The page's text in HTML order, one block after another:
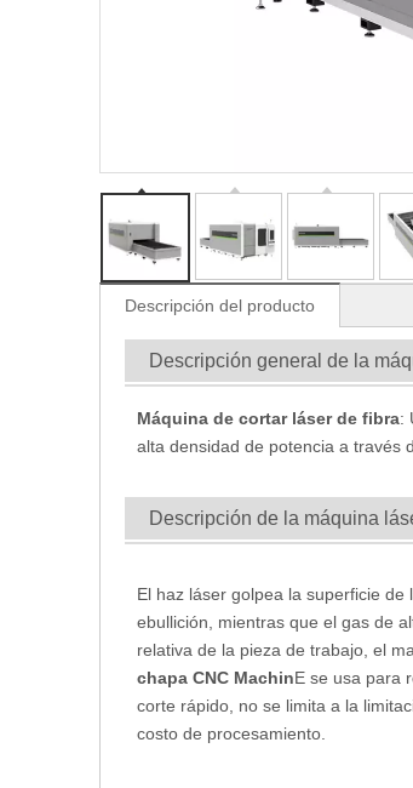
Descripción del producto
Descripción general de la
Máquina de cortar láser de fibra:
alta densidad de potencia a través
Descripción de la máquina
El haz láser golpea la superficie
ebullición, mientras que el gas de
relativa de la pieza de trabajo, el
chapa CNC MachinE se usa para
corte rápido, no se limita a la
costo de procesamiento.